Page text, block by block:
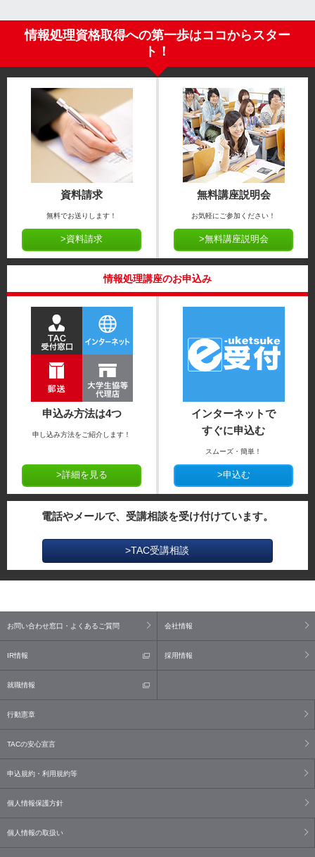
情報処理資格取得への第一歩はココからスター
ト！
資料請求
無料でお送りします！
>資料請求
無料講座説明会
お気軽にご参加ください！
>無料講座説明会
情報処理講座のお申込み
申込み方法は4つ
申し込み方法をご紹介します！
>詳細を見る
インターネットで
すぐに申込む
スムーズ・簡単！
>申込む
電話やメールで、受講相談を受け付けています。
>TAC受講相談
お問い合わせ窓口・よくあるご質問 会社情報
IR情報 採用情報
就職情報
行動憲章
TACの安心宣言
申込規約・利用規約等
個人情報保護方針
個人情報の取扱い